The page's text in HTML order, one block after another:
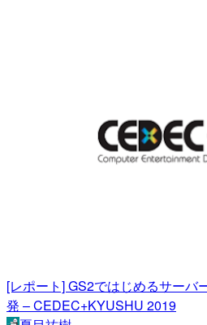
[レポート] GS2ではじめるサーバ
発 – CEDEC+KYUSHU 2019